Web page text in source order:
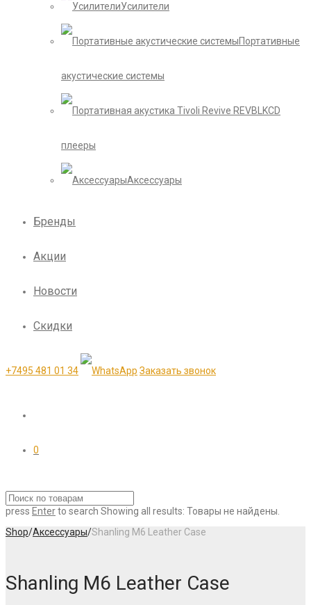
Усилители
Портативные
акустические системы
CD
плееры
Аксессуары
Бренды
Акции
Новости
Скидки
+7495 481 01 34 Заказать звонок
0
press Enterto search Showing all results: Товары не найдены.
Shop/Аксессуары/Shanling M6 Leather Case
Shanling M6 Leather Case